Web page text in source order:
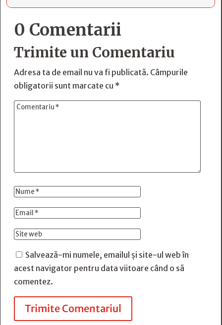
0 Comentarii
Trimite un Comentariu
Adresa ta de email nu va fi publicată. Câmpurile
obligatorii sunt marcate cu *
Salvează-mi numele, emailul și site-ul web în
acest navigator pentru data viitoare când o să
comentez.
Trimite Comentariul